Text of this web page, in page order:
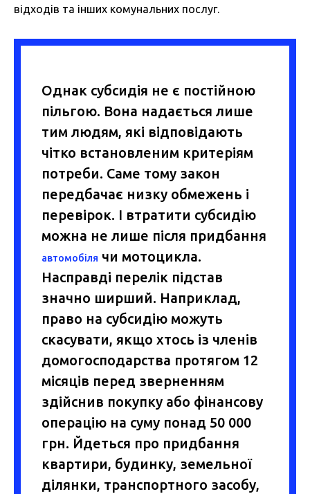
відходів та інших комунальних послуг.
Однак субсидія не є постійною
пільгою. Вона надається лише
тим людям, які відповідають
чітко встановленим критеріям
потреби. Саме тому закон
передбачає низку обмежень і
перевірок. І втратити субсидію
можна не лише після придбання
автомобіля чи мотоцикла.
Насправді перелік підстав
значно ширший. Наприклад,
право на субсидію можуть
скасувати, якщо хтось із членів
домогосподарства протягом 12
місяців перед зверненням
здійснив покупку або фінансову
операцію на суму понад 50 000
грн. Йдеться про придбання
квартири, будинку, земельної
ділянки, транспортного засобу,